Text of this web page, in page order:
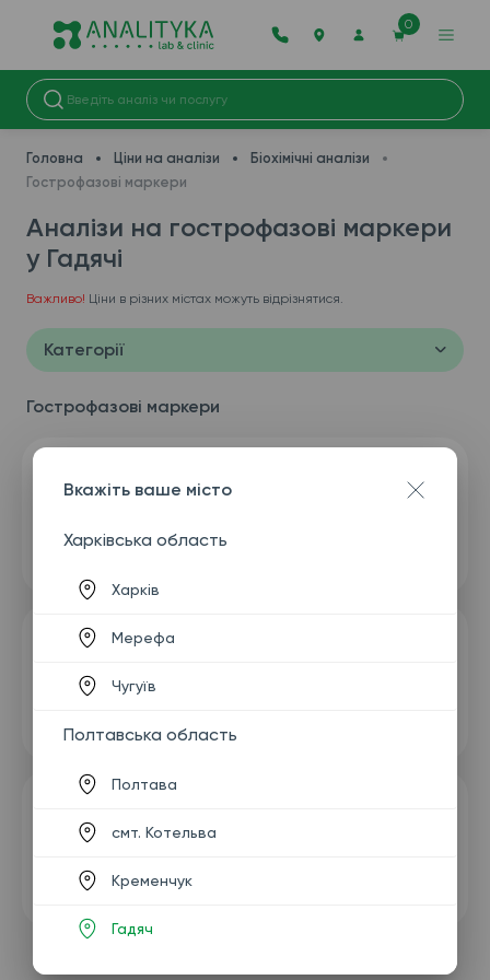
0
Головна Ціни на аналізи
Біохімічні аналізи
Гострофазові маркери
Аналізи на гострофазові маркери
у Гадячі
Важливо! Ціни в різних містах можуть відрізнятися.
Категорії
Гострофазові маркери
Вкажіть ваше місто
Харківська область
Харків
Мерефа
Чугуїв
Полтавська область
Полтава
смт. Котельва
Кременчук
Гадяч